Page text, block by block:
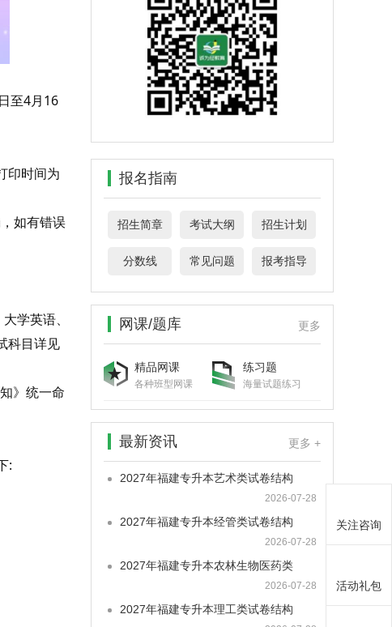
至4月16
印时间为
如有错误
学英语、
科目详见
》统一命
:
报名指南
招生简章 考试大纲 招生计划
分数线 常见问题 报考指导
网课/题库 更多
精品网课
各种班型网课
练习题
海量试题练习
最新资讯 更多 +
2027年福建专升本艺术类试卷结构
2026-07-28
2027年福建专升本经管类试卷结构
2026-07-28
2027年福建专升本农林生物医药类
2026-07-28
2027年福建专升本理工类试卷结构
关注咨询
活动礼包